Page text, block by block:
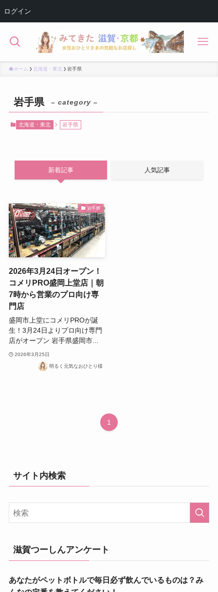
ログイン
ホーム 北海道・東北 岩手県
岩手県 – category –
北海道・東北 岩手県
新着記事 人気記事
岩手県
2026年3月24日オープン！
コメリPRO盛岡上堂店｜朝
7時から営業のプロ向け専
門店
盛岡市上堂にコメリPROが誕
生！3月24日よりプロ向け専門
店がオープン 岩手県盛岡市...
2026年3月25日
明るく元気なおひとり様
1
サイト内検索
滋賀つーしんアンケート
あなたがペットボトルで毎日必ず飲んでいるものは？み